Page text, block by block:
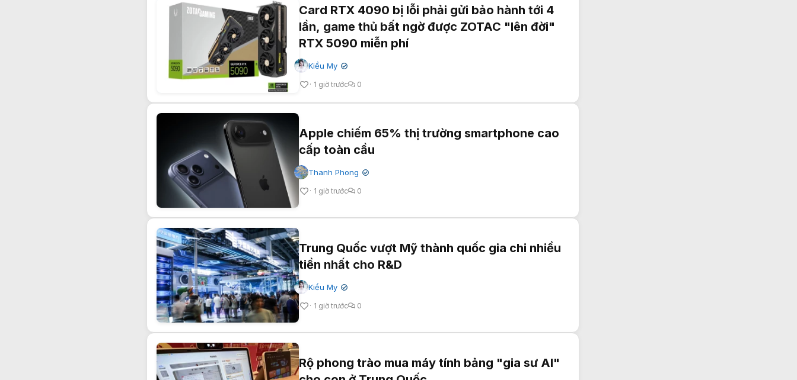
Card RTX 4090 bị lỗi phải gửi bảo hành tới 4
lần, game thủ bất ngờ được ZOTAC "lên đời"
RTX 5090 miễn phí
Kiều My ✔
1 giờ trước 0
Apple chiếm 65% thị trường smartphone cao
cấp toàn cầu
Thanh Phong ✔
1 giờ trước 0
Trung Quốc vượt Mỹ thành quốc gia chi nhiều
tiền nhất cho R&D
Kiều My ✔
1 giờ trước 0
Rộ phong trào mua máy tính bảng "gia sư AI"